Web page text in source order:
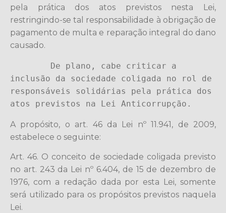
pela prática dos atos previstos nesta Lei,
restringindo-se tal responsabilidade à obrigação de
pagamento de multa e reparação integral do dano
causado.
inclusão da sociedade coligada no rol de
responsáveis solidárias pela prática dos
atos previstos na Lei Anticorrupção.
A propósito, o art. 46 da Lei nº 11.941, de 2009,
estabelece o seguinte:
Art. 46. O conceito de sociedade coligada previsto
no art. 243 da Lei nº 6.404, de 15 de dezembro de
1976, com a redação dada por esta Lei, somente
será utilizado para os propósitos previstos naquela
Lei.